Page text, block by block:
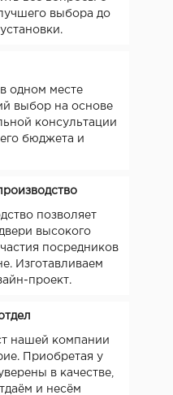
выбора до
одном месте
выбор на основе
консультации
бюджета и
позволяет
высокого
посредников
Изготавливаем
проект.
нашей компании
Приобретая у
в качестве,
и несём